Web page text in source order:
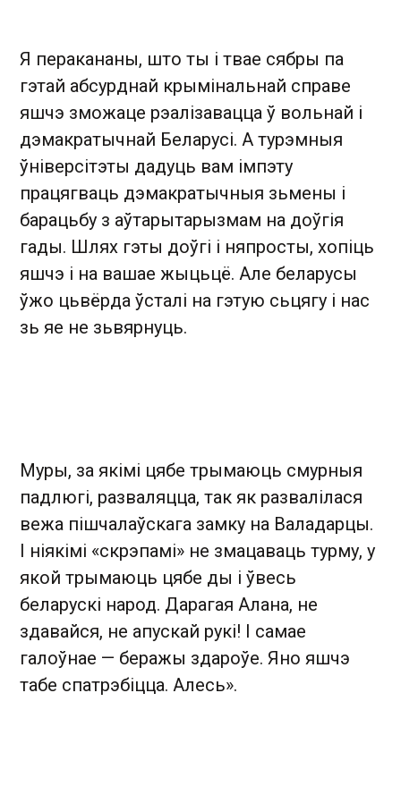
Я перакананы, што ты і твае сябры па
гэтай абсурднай крымінальнай справе
яшчэ зможаце рэалізавацца ў вольнай і
дэмакратычнай Беларусі. А турэмныя
ўніверсітэты дадуць вам імпэту
працягваць дэмакратычныя зьмены і
барацьбу з аўтарытарызмам на доўгія
гады. Шлях гэты доўгі і няпросты, хопіць
яшчэ і на вашае жыцьцё. Але беларусы
ўжо цьвёрда ўсталі на гэтую сьцягу і нас
зь яе не зьвярнуць.
Муры, за якімі цябе трымаюць смурныя
падлюгі, разваляцца, так як развалілася
вежа пішчалаўскага замку на Валадарцы.
І ніякімі «скрэпамі» не змацаваць турму, у
якой трымаюць цябе ды і ўвесь
беларускі народ. Дарагая Алана, не
здавайся, не апускай рукі! І самае
галоўнае — беражы здароўе. Яно яшчэ
табе спатрэбіцца. Алесь».